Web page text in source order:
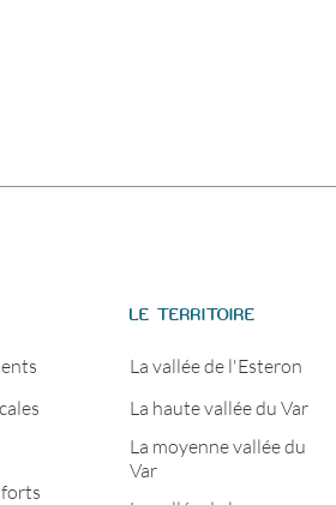
forts
LE TERRITOIRE
La vallée de l'Esteron
La haute vallée du Var
La moyenne vallée du
Var